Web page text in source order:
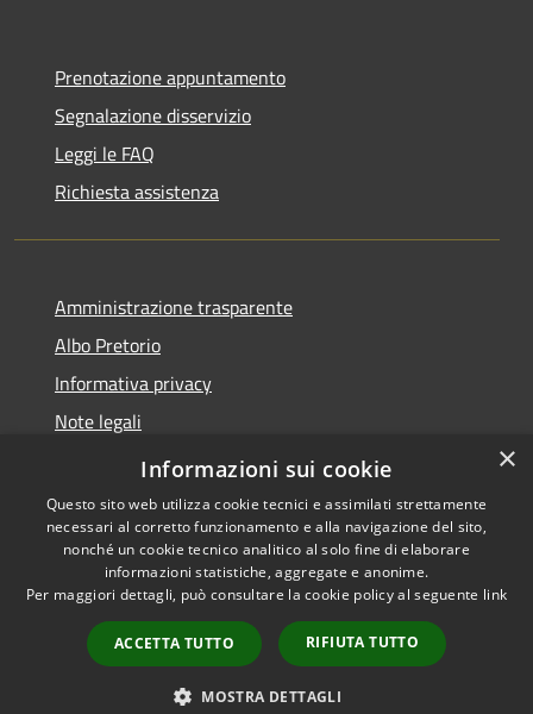
Prenotazione appuntamento
Segnalazione disservizio
Leggi le FAQ
Richiesta assistenza
Amministrazione trasparente
Albo Pretorio
Informativa privacy
Note legali
Dichiarazione di accessibilità
Accessibilità
Copyright © 2026 • Comune di
Bussi sul Tirino • Powered by
Municipium•
Accesso
redazione
×
Informazioni sui cookie
Questo sito web utilizza cookie tecnici e assimilati strettamente
necessari al corretto funzionamento e alla navigazione del sito,
nonché un cookie tecnico analitico al solo fine di elaborare
informazioni statistiche, aggregate e anonime.
Per maggiori dettagli, può consultare la cookie policy al seguente link
ACCETTA TUTTO RIFIUTA TUTTO
MOSTRA DETTAGLI